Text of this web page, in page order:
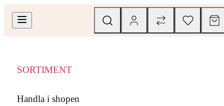
SORTIMENT
Handla i shopen